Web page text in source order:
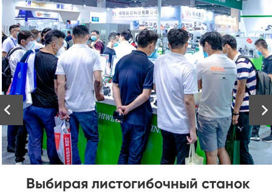
Выбирая листогибочный станок
 